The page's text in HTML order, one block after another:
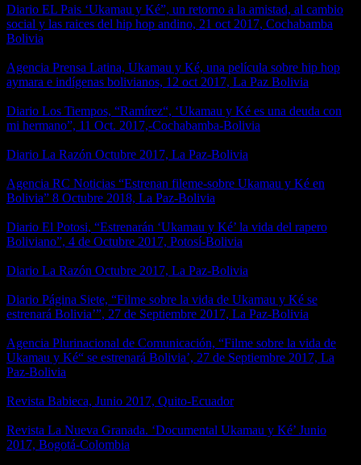
Diario EL Pais ‘Ukamau y Ké”, un retorno a la amistad, al cambio
social y las raices del hip hop andino, 21 oct 2017, Cochabamba
Bolivia
Agencia Prensa Latina, Ukamau y Ké, una película sobre hip hop
aymara e indígenas bolivianos, 12 oct 2017, La Paz Bolivia
Diario Los Tiempos, “Ramírez“, ‘Ukamau y Ké es una deuda con
mi hermano”, 11 Oct. 2017,-Cochabamba-Bolivia
Diario La Razón Octubre 2017, La Paz-Bolivia
Agencia RC Noticias “Estrenan fileme-sobre Ukamau y Ké en
Bolivia” 8 Octubre 2018, La Paz-Bolivia
Diario El Potosi, “Estrenarán ‘Ukamau y Ké’ la vida del rapero
Boliviano”, 4 de Octubre 2017, Potosí-Bolivia
Diario La Razón Octubre 2017, La Paz-Bolivia
Diario Página Siete, “Filme sobre la vida de Ukamau y Ké se
estrenará Bolivia’”, 27 de Septiembre 2017, La Paz-Bolivia
Agencia Plurinacional de Comunicación, “Filme sobre la vida de
Ukamau y Ké“ se estrenará Bolivia’, 27 de Septiembre 2017, La
Paz-Bolivia
Revista Babieca, Junio 2017, Quito-Ecuador
Revista La Nueva Granada. ‘Documental Ukamau y Ké’ Junio
2017, Bogotá-Colombia